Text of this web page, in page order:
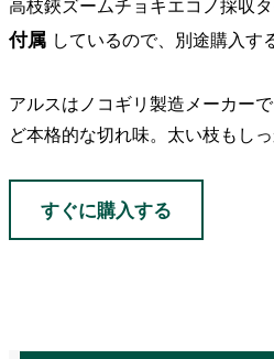
付属 しているので、別途購入す
アルスはノコギリ製造メーカー
ど本格的な切れ味。太い枝もしっ
すぐに購入する